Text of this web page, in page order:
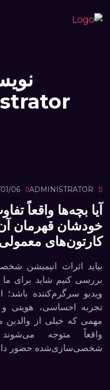
ADMINISTRATOR
06
آیا بچه‌ها واقعاً
خودشان قهرمان
کارتون‌های
بیاید اثرات انیمیشن
بررسی کنیم شاید برای
ویدیو سرگرم‌کننده
تجربه احساسی،
مهمی که خیلی از والدین
واقعاً متوجه
شخصی‌سازی‌شده حضور